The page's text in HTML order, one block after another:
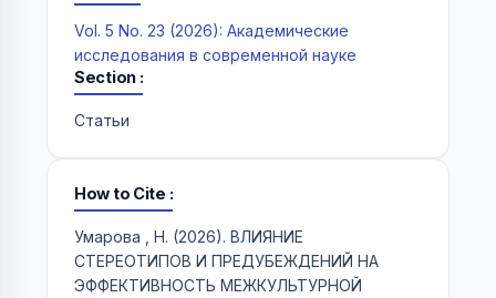
Vol. 5 No. 23 (2026): Академические
исследования в современной науке
Section
Статьи
How to Cite
Умарова , Н. (2026). ВЛИЯНИЕ
СТЕРЕОТИПОВ И ПРЕДУБЕЖДЕНИЙ НА
ЭФФЕКТИВНОСТЬ МЕЖКУЛЬТУРНОЙ